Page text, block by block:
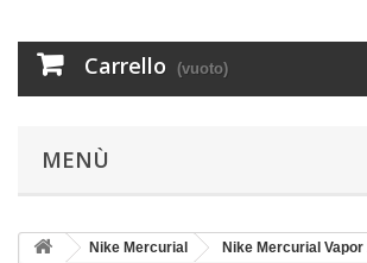
Carrello (vuoto)
MENÙ
Nike Mercurial Nike Mercurial Vapor